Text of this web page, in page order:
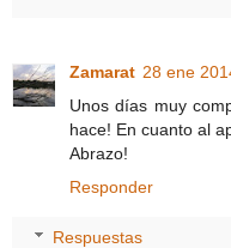
Zamarat 28 ene
Unos días muy
hace! En cuanto al
Abrazo!
Responder
Respuestas